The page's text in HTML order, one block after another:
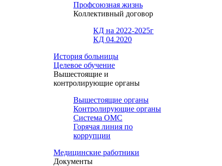
Профсоюзная жизнь
Коллективный договор
КД на 2022-2025г
КД 04.2020
История больницы
Целевое обучение
Вышестоящие и
контролирующие органы
Вышестоящие органы
Контролирующие органы
Система ОМС
Горячая линия по
коррупции
Медицинские работники
Документы